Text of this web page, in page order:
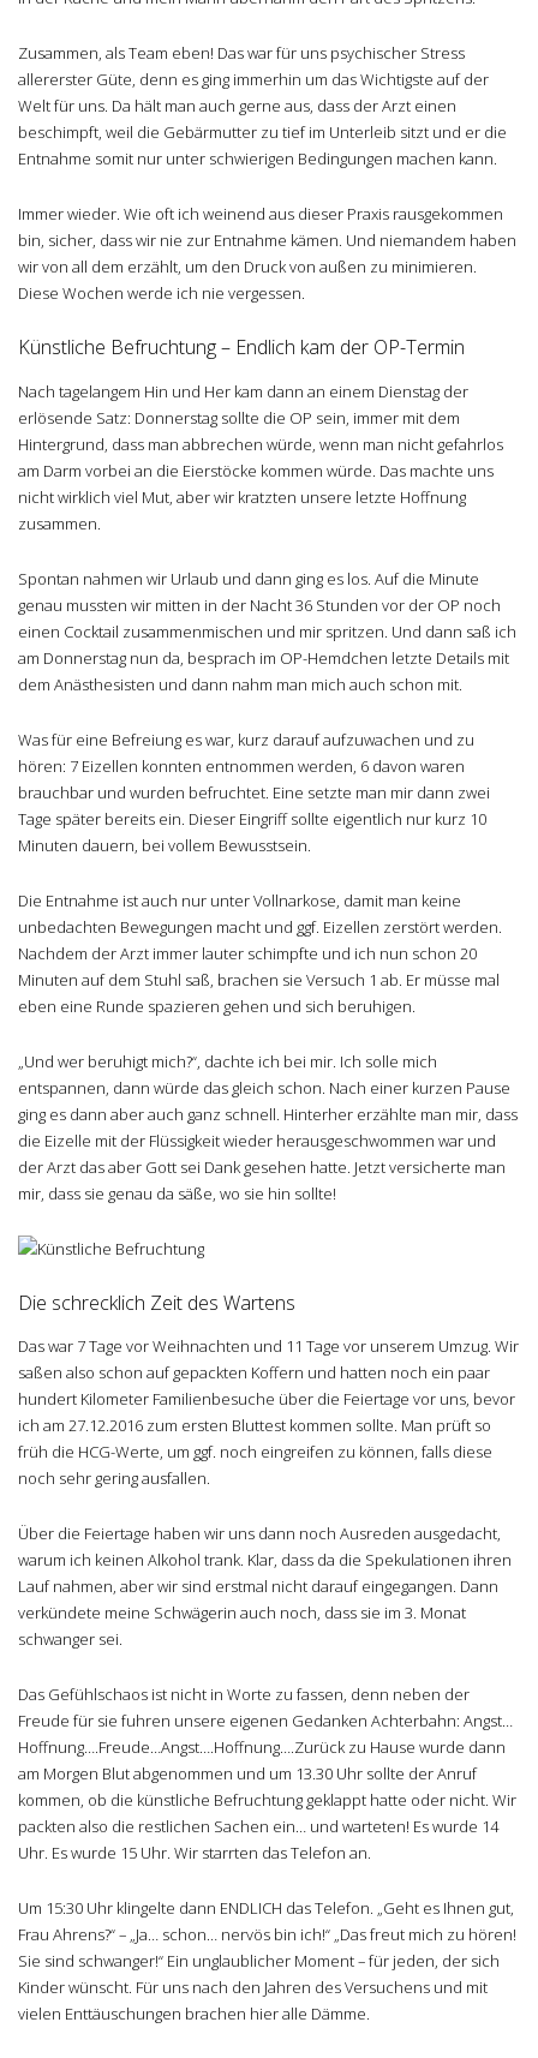
Zusammen, als Team eben! Das war für uns psychischer Stress
allererster Güte, denn es ging immerhin um das Wichtigste auf der
Welt für uns. Da hält man auch gerne aus, dass der Arzt einen
beschimpft, weil die Gebärmutter zu tief im Unterleib sitzt und er die
Entnahme somit nur unter schwierigen Bedingungen machen kann.
Immer wieder. Wie oft ich weinend aus dieser Praxis rausgekommen
bin, sicher, dass wir nie zur Entnahme kämen. Und niemandem haben
wir von all dem erzählt, um den Druck von außen zu minimieren.
Diese Wochen werde ich nie vergessen.
Künstliche Befruchtung – Endlich kam der OP-Termin
Nach tagelangem Hin und Her kam dann an einem Dienstag der
erlösende Satz: Donnerstag sollte die OP sein, immer mit dem
Hintergrund, dass man abbrechen würde, wenn man nicht gefahrlos
am Darm vorbei an die Eierstöcke kommen würde. Das machte uns
nicht wirklich viel Mut, aber wir kratzten unsere letzte Hoffnung
zusammen.
Spontan nahmen wir Urlaub und dann ging es los. Auf die Minute
genau mussten wir mitten in der Nacht 36 Stunden vor der OP noch
einen Cocktail zusammenmischen und mir spritzen. Und dann saß ich
am Donnerstag nun da, besprach im OP-Hemdchen letzte Details mit
dem Anästhesisten und dann nahm man mich auch schon mit.
Was für eine Befreiung es war, kurz darauf aufzuwachen und zu
hören: 7 Eizellen konnten entnommen werden, 6 davon waren
brauchbar und wurden befruchtet. Eine setzte man mir dann zwei
Tage später bereits ein. Dieser Eingriff sollte eigentlich nur kurz 10
Minuten dauern, bei vollem Bewusstsein.
Die Entnahme ist auch nur unter Vollnarkose, damit man keine
unbedachten Bewegungen macht und ggf. Eizellen zerstört werden.
Nachdem der Arzt immer lauter schimpfte und ich nun schon 20
Minuten auf dem Stuhl saß, brachen sie Versuch 1 ab. Er müsse mal
eben eine Runde spazieren gehen und sich beruhigen.
„Und wer beruhigt mich?“, dachte ich bei mir. Ich solle mich
entspannen, dann würde das gleich schon. Nach einer kurzen Pause
ging es dann aber auch ganz schnell. Hinterher erzählte man mir, dass
die Eizelle mit der Flüssigkeit wieder herausgeschwommen war und
der Arzt das aber Gott sei Dank gesehen hatte. Jetzt versicherte man
mir, dass sie genau da säße, wo sie hin sollte!
Die schrecklich Zeit des Wartens
Das war 7 Tage vor Weihnachten und 11 Tage vor unserem Umzug. Wir
saßen also schon auf gepackten Koffern und hatten noch ein paar
hundert Kilometer Familienbesuche über die Feiertage vor uns, bevor
ich am 27.12.2016 zum ersten Bluttest kommen sollte. Man prüft so
früh die HCG-Werte, um ggf. noch eingreifen zu können, falls diese
noch sehr gering ausfallen.
Über die Feiertage haben wir uns dann noch Ausreden ausgedacht,
warum ich keinen Alkohol trank. Klar, dass da die Spekulationen ihren
Lauf nahmen, aber wir sind erstmal nicht darauf eingegangen. Dann
verkündete meine Schwägerin auch noch, dass sie im 3. Monat
schwanger sei.
Das Gefühlschaos ist nicht in Worte zu fassen, denn neben der
Freude für sie fuhren unsere eigenen Gedanken Achterbahn: Angst…
Hoffnung….Freude…Angst….Hoffnung….Zurück zu Hause wurde dann
am Morgen Blut abgenommen und um 13.30 Uhr sollte der Anruf
kommen, ob die künstliche Befruchtung geklappt hatte oder nicht. Wir
packten also die restlichen Sachen ein… und warteten! Es wurde 14
Uhr. Es wurde 15 Uhr. Wir starrten das Telefon an.
Um 15:30 Uhr klingelte dann ENDLICH das Telefon. „Geht es Ihnen gut,
Frau Ahrens?“ – „Ja… schon… nervös bin ich!“ „Das freut mich zu hören!
Sie sind schwanger!“ Ein unglaublicher Moment – für jeden, der sich
Kinder wünscht. Für uns nach den Jahren des Versuchens und mit
vielen Enttäuschungen brachen hier alle Dämme.